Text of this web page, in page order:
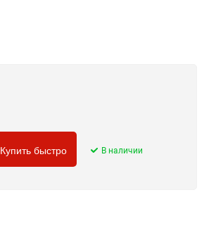
Купить быстро В наличии